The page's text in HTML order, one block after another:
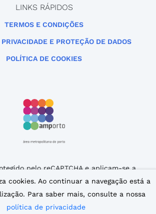
LINKS RÁPIDOS
TERMOS E CONDIÇÕES
E PROTEÇÃO DE DADOS
POLÍTICA DE COOKIES
pelo reCAPTCHA e aplicam-se a
e os Termos de Serviço da
Google.
iPorto. Todos os direitos reservados.
cookies. Ao continuar a navegação está a
Para saber mais, consulte a nossa
política de privacidade